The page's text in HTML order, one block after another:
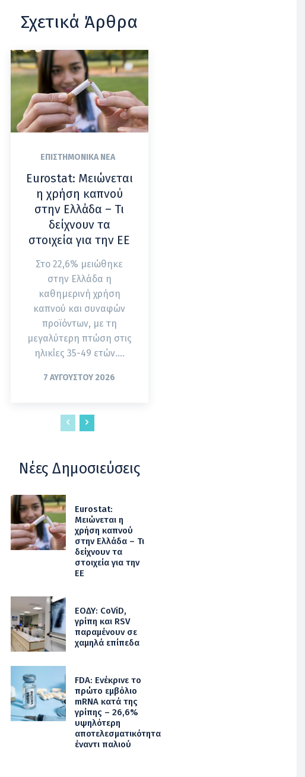
Σχετικά Άρθρα
ΕΠΙΣΤΗΜΟΝΙΚΆ ΝΈΑ
Eurostat: Μειώνεται
η χρήση καπνού
στην Ελλάδα – Τι
δείχνουν τα
στοιχεία για την ΕΕ
Στο 22,6% μειώθηκε
στην Ελλάδα η
καθημερινή χρήση
καπνού και συναφών
προϊόντων, με τη
μεγαλύτερη πτώση στις
ηλικίες 35-49 ετών....
7 ΑΥΓΟΎΣΤΟΥ 2026
Νέες Δημοσιεύσεις
Eurostat:
Μειώνεται η
χρήση καπνού
στην Ελλάδα – Τι
δείχνουν τα
στοιχεία για την
ΕΕ
ΕΟΔΥ: CoViD,
γρίπη και RSV
παραμένουν σε
χαμηλά επίπεδα
FDA: Ενέκρινε το
πρώτο εμβόλιο
mRNA κατά της
γρίπης – 26,6%
υψηλότερη
αποτελεσματικότητα
έναντι παλιού